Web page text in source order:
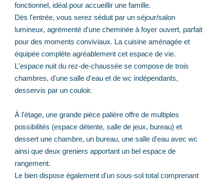
fonctionnel, idéal pour accueillir une famille.
Dès l'entrée, vous serez séduit par un séjour/salon
lumineux, agrémenté d'une cheminée à foyer ouvert, parfait
pour des moments conviviaux. La cuisine aménagée et
équipée complète agréablement cet espace de vie.
L'espace nuit du rez-de-chaussée se compose de trois
chambres, d'une salle d'eau et de wc indépendants,
desservis par un couloir.
À l'étage, une grande pièce palière offre de multiples
possibilités (espace détente, salle de jeux, bureau) et
dessert une chambre, un bureau, une salle d'eau avec wc
ainsi que deux greniers apportant un bel espace de
rangement.
Le bien dispose également d'un sous-sol total comprenant